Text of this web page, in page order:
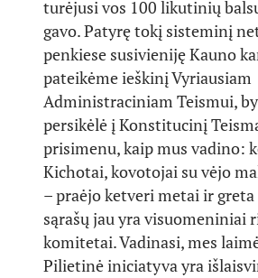
turėjusi vos 100 likutinių
gavo. Patyrę tokį sisteminį
penkiese susivieniję Kauno
pateikėme ieškinį Vyriausiam
Administraciniam Teismui,
persikėlė į Konstitucinį
prisimenu, kaip mus vadino:
Kichotai, kovotojai su vėjo
– praėjo ketveri metai ir
sąrašų jau yra visuomeniniai
komitetai. Vadinasi, mes
Pilietinė iniciatyva yra